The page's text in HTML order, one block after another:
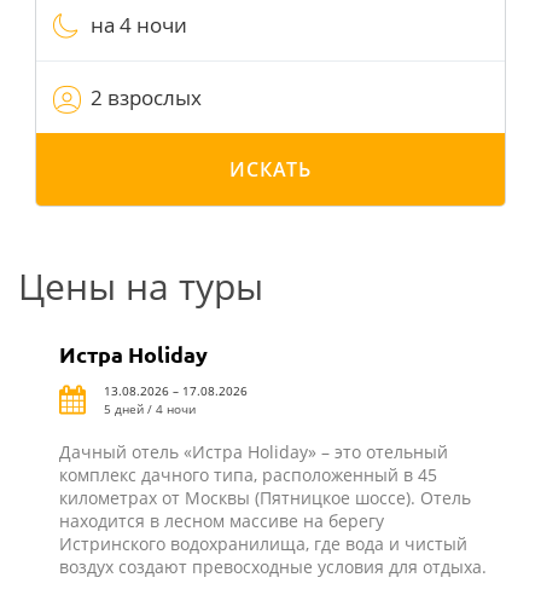
на 4 ночи
2 взрослых
ИСКАТЬ
Цены на туры
Истра Holiday
13.08.2026 – 17.08.2026
5 дней / 4 ночи
Дачный отель «Истра Holiday» – это отельный
комплекс дачного типа, расположенный в 45
километрах от Москвы (Пятницкое шоссе). Отель
находится в лесном массиве на берегу
Истринского водохранилища, где вода и чистый
воздух создают превосходные условия для отдыха.